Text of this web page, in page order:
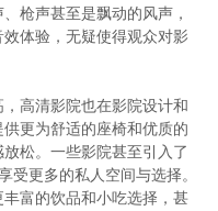
枪声甚至是飘动的风声，
体验，无疑使得观众对影
高清影院也在影院设计和
更为舒适的座椅和优质的
松。一些影院甚至引入了
受更多的私人空间与选择。
富的饮品和小吃选择，甚